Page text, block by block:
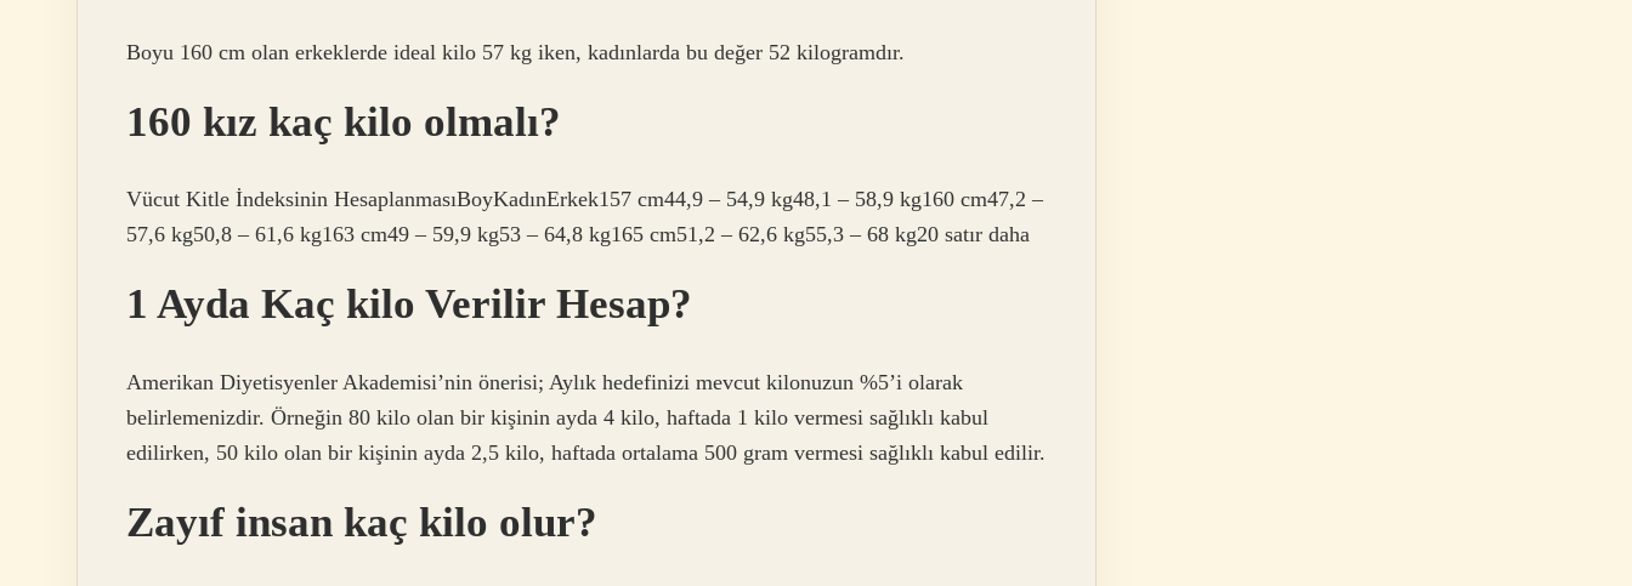
Boyu 160 cm olan erkeklerde ideal kilo 57 kg iken, kadınlarda bu değer 52 kilogramdır.
160 kız kaç kilo olmalı?
Vücut Kitle İndeksinin HesaplanmasıBoyKadınErkek157 cm44,9 – 54,9 kg48,1 – 58,9 kg160 cm47,2 –
57,6 kg50,8 – 61,6 kg163 cm49 – 59,9 kg53 – 64,8 kg165 cm51,2 – 62,6 kg55,3 – 68 kg20 satır daha
1 Ayda Kaç kilo Verilir Hesap?
Amerikan Diyetisyenler Akademisi’nin önerisi; Aylık hedefinizi mevcut kilonuzun %5’i olarak
belirlemenizdir. Örneğin 80 kilo olan bir kişinin ayda 4 kilo, haftada 1 kilo vermesi sağlıklı kabul
edilirken, 50 kilo olan bir kişinin ayda 2,5 kilo, haftada ortalama 500 gram vermesi sağlıklı kabul edilir.
Zayıf insan kaç kilo olur?